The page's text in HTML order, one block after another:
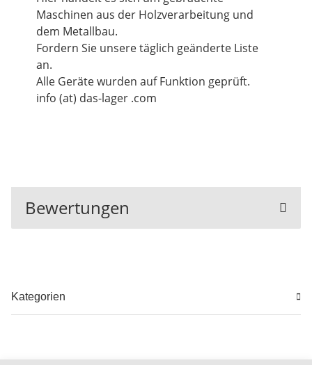
Maschinen aus der Holzverarbeitung und
dem Metallbau.
Fordern Sie unsere täglich geänderte Liste
an.
Alle Geräte wurden auf Funktion geprüft.
info (at) das-lager .com
Bewertungen
Kategorien